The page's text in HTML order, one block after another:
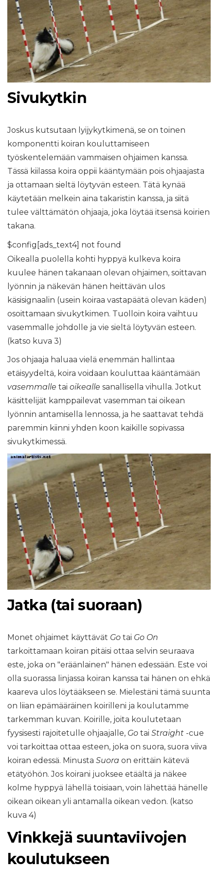
Sivukytkin
Joskus kutsutaan lyijykytkimenä, se on toinen
komponentti koiran kouluttamiseen
työskentelemään vammaisen ohjaimen kanssa.
Tässä kiilassa koira oppii kääntymään pois ohjaajasta
ja ottamaan sieltä löytyvän esteen. Tätä kynää
käytetään melkein aina takaristin kanssa, ja siitä
tulee välttämätön ohjaaja, joka löytää itsensä koirien
takana.
$config[ads_text4] not found
Oikealla puolella kohti hyppyä kulkeva koira
kuulee hänen takanaan olevan ohjaimen, soittavan
lyönnin ja näkevän hänen heittävän ulos
käsisignaalin (usein koiraa vastapäätä olevan käden)
osoittamaan sivukytkimen. Tuolloin koira vaihtuu
vasemmalle johdolle ja vie sieltä löytyvän esteen.
(katso kuva 3)
Jos ohjaaja haluaa vielä enemmän hallintaa
etäisyydeltä, koira voidaan kouluttaa kääntämään
vasemmalle tai oikealle sanallisella vihulla. Jotkut
käsittelijät kamppailevat vasemman tai oikean
lyönnin antamisella lennossa, ja he saattavat tehdä
paremmin kiinni yhden koon kaikille sopivassa
sivukytkimessä.
Jatka (tai suoraan)
Monet ohjaimet käyttävät Go tai Go On
tarkoittamaan koiran pitäisi ottaa selvin seuraava
este, joka on "eräänlainen" hänen edessään. Este voi
olla suorassa linjassa koiran kanssa tai hänen on ehkä
kaareva ulos löytääkseen se. Mielestäni tämä suunta
on liian epämääräinen koirilleni ja koulutamme
tarkemman kuvan. Koirille, joita koulutetaan
fyysisesti rajoitetulle ohjaajalle, Go tai Straight -cue
voi tarkoittaa ottaa esteen, joka on suora, suora viiva
koiran edessä. Minusta Suora on erittäin kätevä
etätyöhön. Jos koirani juoksee etäältä ja näkee
kolme hyppyä lähellä toisiaan, voin lähettää hänelle
oikean oikean yli antamalla oikean vedon. (katso
kuva 4)
Vinkkejä suuntaviivojen
koulutukseen